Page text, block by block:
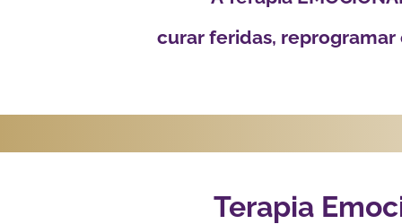
curar feridas,
Terapia